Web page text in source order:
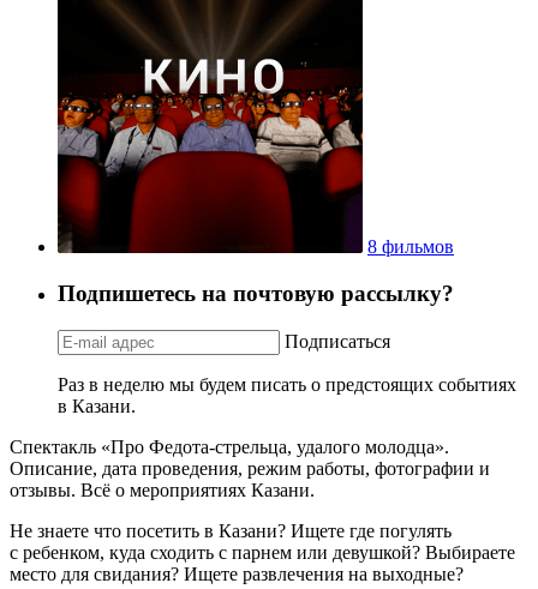
8 фильмов
Подпишетесь на почтовую рассылку?
Подписаться
Раз в неделю мы будем писать о предстоящих событиях
в Казани.
Спектакль «Про Федота-стрельца, удалого молодца».
Описание, дата проведения, режим работы, фотографии и
отзывы. Всё о мероприятиях Казани.
Не знаете что посетить в Казани? Ищете где погулять
с ребенком, куда сходить с парнем или девушкой? Выбираете
место для свидания? Ищете развлечения на выходные?